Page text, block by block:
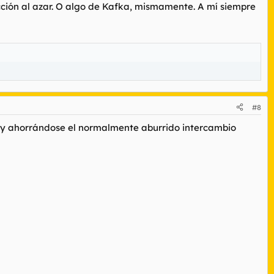
al azar. O algo de Kafka, mismamente. A mí siempre
#8
ahorrándose el normalmente aburrido intercambio